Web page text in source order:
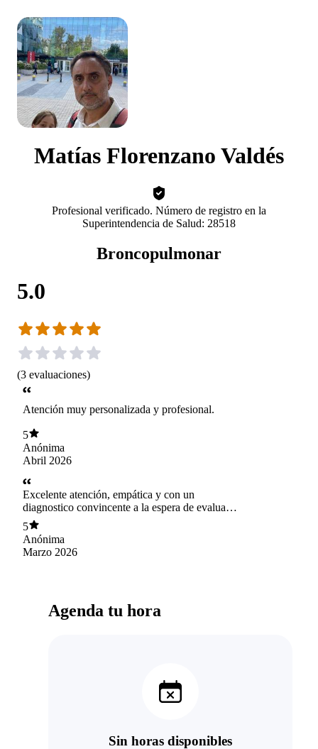
Matías Florenzano Valdés
Profesional verificado. Número de registro en la
Superintendencia de Salud: 28518
Broncopulmonar
5.0
(3 evaluaciones)
Atención muy personalizada y profesional.
5
Anónima
Abril 2026
Excelente atención, empática y con un
diagnostico convincente a la espera de evaluar
los resultados
5
Anónima
Marzo 2026
Agenda tu hora
Sin horas disponibles